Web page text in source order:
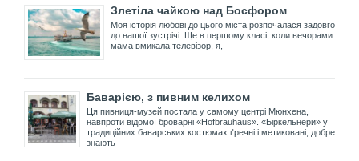
Злетіла чайкою над Босфором
Моя історія любові до цього міста розпочалася задовго
до нашої зустрічі. Ще в першому класі, коли вечорами
мама вмикала телевізор, я,
Баварією, з пивним келихом
Ця пивниця-музей постала у самому центрі Мюнхена,
навпроти відомої броварні «Hofbrauhaus». «Біркельнери» у
традиційних баварських костюмах ґречні і метиковані, добре
знають